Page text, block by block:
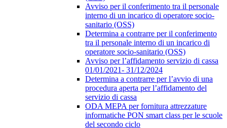
Avviso per il conferimento tra il personale
interno di un incarico di operatore socio-
sanitario (OSS)
Determina a contrarre per il conferimento
tra il personale interno di un incarico di
operatore socio-sanitario (OSS)
Avviso per l’affidamento servizio di cassa
01/01/2021- 31/12/2024
Determina a contrarre per l’avvio di una
procedura aperta per l’affidamento del
servizio di cassa
ODA MEPA per fornitura attrezzature
informatiche PON smart class per le scuole
del secondo ciclo